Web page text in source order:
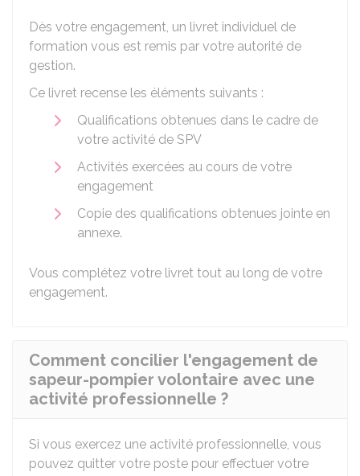
Dès votre engagement, un livret individuel de
formation vous est remis par votre autorité de
gestion.
Ce livret recense les éléments suivants :
Qualifications obtenues dans le cadre de
votre activité de SPV
Activités exercées au cours de votre
engagement
Copie des qualifications obtenues jointe en
annexe.
Vous complétez votre livret tout au long de votre
engagement.
Comment concilier l'engagement de
sapeur-pompier volontaire avec une
activité professionnelle ?
Si vous exercez une activité professionnelle, vous
pouvez quitter votre poste pour effectuer votre